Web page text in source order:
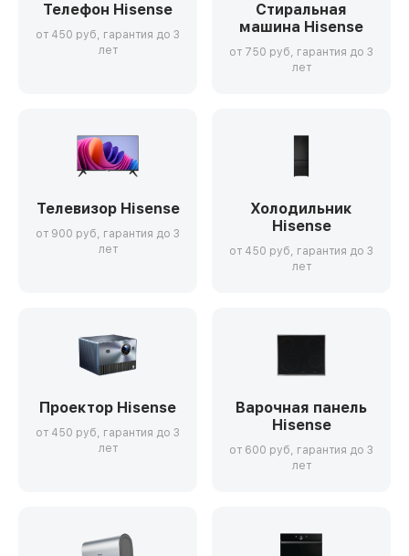
Телефон Hisense
от 450 руб, гарантия до 3
лет
Стиральная
машина Hisense
от 750 руб, гарантия до 3
лет
Телевизор Hisense
от 900 руб, гарантия до 3
лет
Холодильник
Hisense
от 450 руб, гарантия до 3
лет
Проектор Hisense
от 450 руб, гарантия до 3
лет
Варочная панель
Hisense
от 600 руб, гарантия до 3
лет